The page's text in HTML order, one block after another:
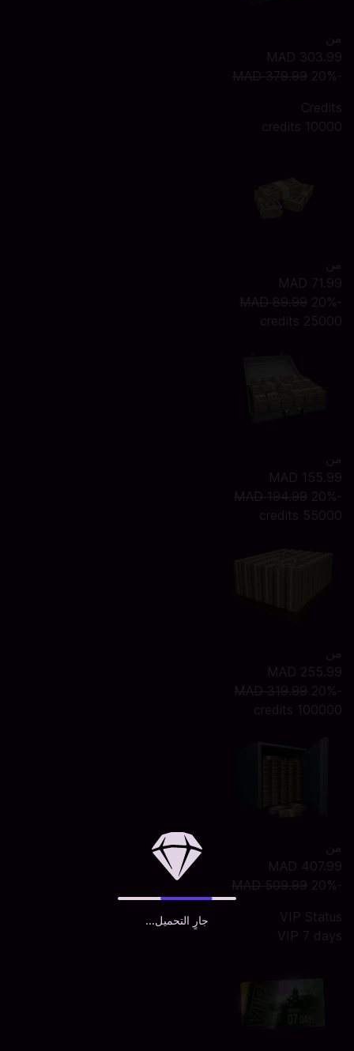
جارٍ التحميل...
من
MAD 303.99
-20%
MAD 379.99
Credits
10000 credits
من
MAD 71.99
-20%
MAD 89.99
25000 credits
من
MAD 155.99
-20%
MAD 194.99
55000 credits
من
MAD 255.99
-20%
MAD 319.99
100000 credits
من
MAD 407.99
-20%
MAD 509.99
VIP Status
VIP 7 days